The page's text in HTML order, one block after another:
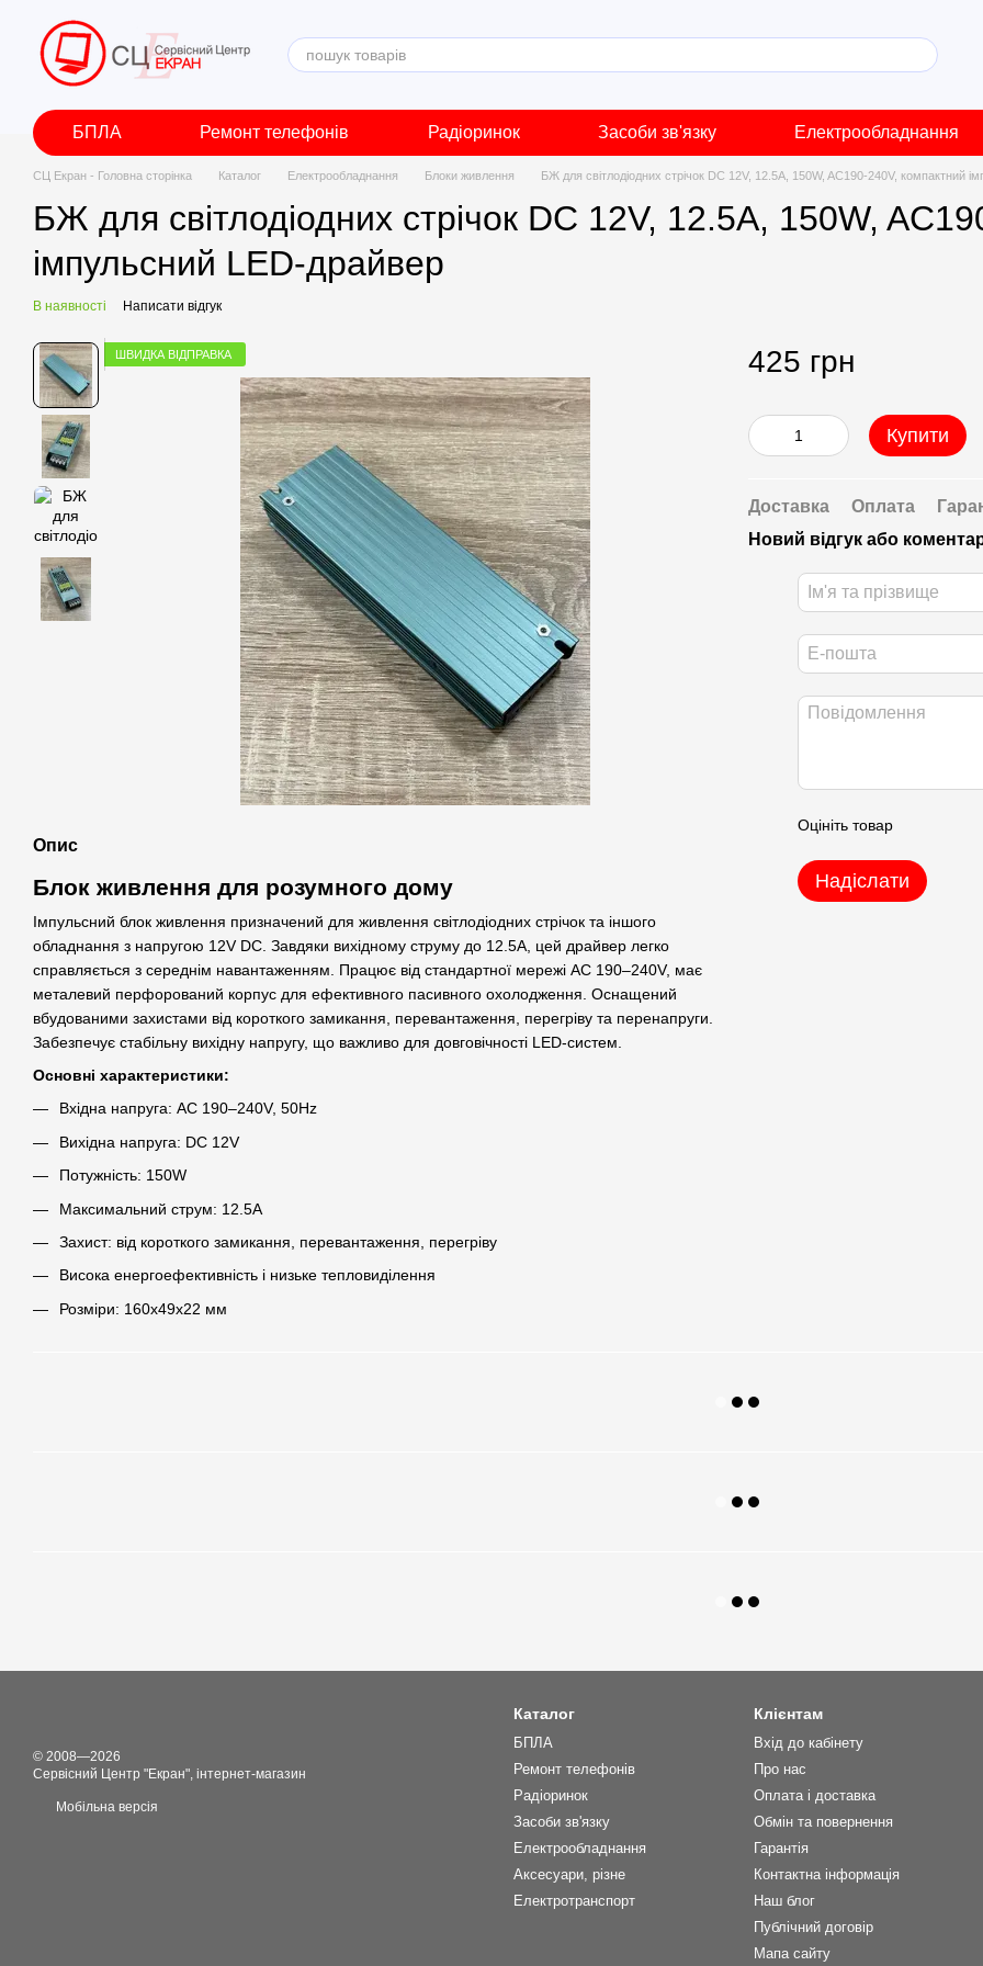
Перейти до основного контенту
БПЛА Ремонт телефонів Радіоринок Засоби зв'язку Електрообладнання
СЦ Екран - Головна сторінка Каталог Електрообладнання Блоки живлення БЖ для світлодіодних стрічок DC 12V, 12.5A, 150W, AC190-240V, компактний
БЖ для світлодіодних стрічок DC 12V, 12.5A, 150W,
імпульсний LED-драйвер
В наявності Написати відгук
ШВИДКА ВІДПРАВКА
Опис
Блок живлення для розумного дому
Імпульсний блок живлення призначений для живлення світлодіодних стрічок та іншого
обладнання з напругою 12V DC. Завдяки вихідному струму до 12.5А, цей драйвер легко
справляється з середнім навантаженням. Працює від стандартної мережі AC 190–240V, має
металевий перфорований корпус для ефективного пасивного охолодження. Оснащений
вбудованими захистами від короткого замикання, перевантаження, перегріву та перенапруги.
Забезпечує стабільну вихідну напругу, що важливо для довговічності LED-систем.
Основні характеристики:
Вхідна напруга: AC 190–240V, 50Hz
Вихідна напруга: DC 12V
Потужність: 150W
Максимальний струм: 12.5A
Захист: від короткого замикання, перевантаження, перегріву
Висока енергоефективність і низьке тепловиділення
Розміри: 160х49х22 мм
425 грн
Купити
Доставка Оплата
Новий відгук або
Оцініть товар
Надіслати
© 2008—2026
Сервісний Центр "Екран", інтернет-магазин
Мобільна версія
Каталог
БПЛА
Ремонт телефонів
Радіоринок
Засоби зв'язку
Електрообладнання
Аксесуари, різне
Електротранспорт
Клієнтам
Вхід до кабінету
Про нас
Оплата і доставка
Обмін та повернення
Гарантія
Контактна інформація
Наш блог
Публічний договір
Мапа сайту